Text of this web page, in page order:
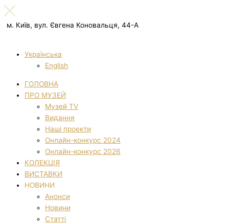
м. Київ, вул. Євгена Коновальця, 44-А
Українська
English
ГОЛОВНА
ПРО МУЗЕЙ
Музей TV
Видання
Наші проекти
Онлайн-конкурс 2024
Онлайн-конкурс 2026
КОЛЕКЦІЯ
ВИСТАВКИ
НОВИНИ
Анонси
Новини
Статті